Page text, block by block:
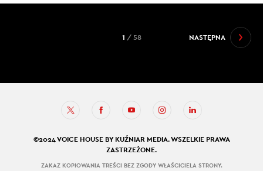
NASTĘPNA
1 / 58
©2024 VOICE HOUSE BY KUŹNIAR MEDIA. WSZELKIE PRAWA
ZASTRZEŻONE.
ZAKAZ KOPIOWANIA TREŚCI BEZ ZGODY WŁAŚCICIELA STRONY.